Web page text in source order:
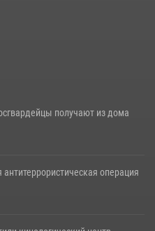
получают из дома
операция